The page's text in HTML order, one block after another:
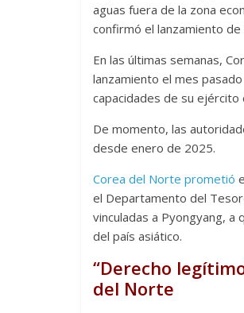
aguas fuera de la zona
confirmó el lanzamiento de
En las últimas semanas,
lanzamiento el mes
capacidades de su ejército
De momento, las
desde enero de 2025.
Corea del Norte prometió
el Departamento del
vinculadas a Pyongyang, a
del país asiático.
“Derecho
del Norte